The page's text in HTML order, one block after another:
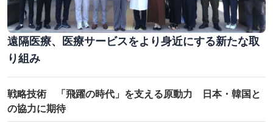
遠隔医療、医療サービスをより身近にする新たな取
り組み
戦略技術 「飛躍の時代」を支える原動力 日本・韓国と
の協力に期待